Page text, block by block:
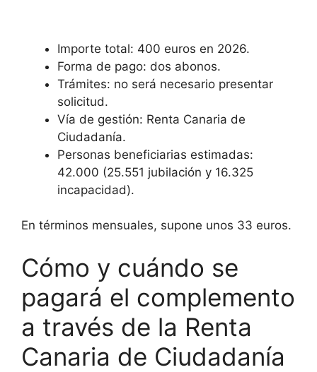
Importe total: 400 euros en 2026.
Forma de pago: dos abonos.
Trámites: no será necesario presentar
solicitud.
Vía de gestión: Renta Canaria de
Ciudadanía.
Personas beneficiarias estimadas:
42.000 (25.551 jubilación y 16.325
incapacidad).
En términos mensuales, supone unos 33 euros.
Cómo y cuándo se
pagará el complemento
a través de la Renta
Canaria de Ciudadanía